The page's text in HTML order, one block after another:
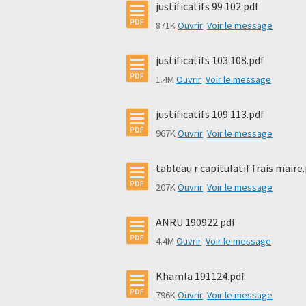
justificatifs 99 102.pdf
871KOuvrir Voir le message
justificatifs 103 108.pdf
1.4MOuvrir Voir le message
justificatifs 109 113.pdf
967KOuvrir Voir le message
tableau r capitulatif frais
207KOuvrir Voir le message
ANRU 190922.pdf
4.4MOuvrir Voir le message
Khamla 191124.pdf
796KOuvrir Voir le message